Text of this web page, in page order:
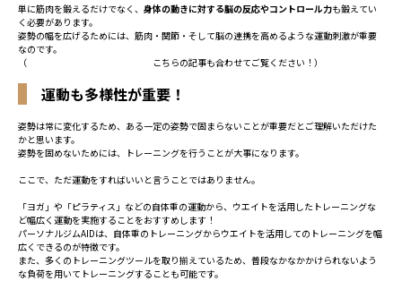
単に筋肉を鍛えるだけでなく、 身体の動きに対する脳の反応やコントロール力も鍛えてい
く必要があります。
姿勢の幅を広げるためには、筋肉・関節・そして脳の連携を高めるような運動刺激が重要
なのです。
（
こちらの記事も合わせてご覧ください！）
運動も多様性が重要！
姿勢は常に変化するため、ある一定の姿勢で固まらないことが重要だとご理解いただけた
かと思います。
姿勢を固めないためには、トレーニングを行うことが大事になります。
ここで、ただ運動をすればいいと言うことではありません。
「ヨガ」や「ピラティス」などの自体重の運動から、ウエイトを活用したトレーニングな
ど幅広く運動を実施することをおすすめします！
パーソナルジムAIDは、自体重のトレーニングからウエイトを活用してのトレーニングを幅
広くできるのが特徴です。
また、多くのトレーニングツールを取り揃えているため、普段なかなかかけられないよう
な負荷を用いてトレーニングすることも可能です。